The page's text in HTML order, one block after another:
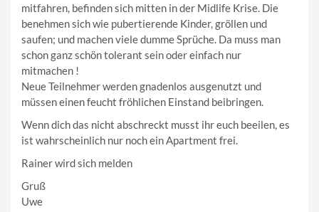
mitfahren, befinden sich mitten in der Midlife Krise. Die
benehmen sich wie pubertierende Kinder, gröllen und
saufen; und machen viele dumme Sprüche. Da muss man
schon ganz schön tolerant sein oder einfach nur
mitmachen !
Neue Teilnehmer werden gnadenlos ausgenutzt und
müssen einen feucht fröhlichen Einstand beibringen.
Wenn dich das nicht abschreckt musst ihr euch beeilen, es
ist wahrscheinlich nur noch ein Apartment frei.
Rainer wird sich melden
Gruß
Uwe